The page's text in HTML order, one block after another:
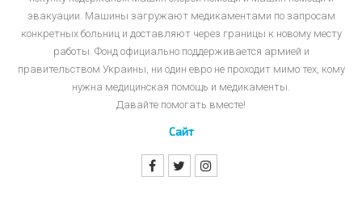
эвакуации. Машины загружают медикаментами по запросам
конкретных больниц и доставляют через границы к новому месту
работы. Фонд официально поддерживается армией и
правительством Украины, ни один евро не проходит мимо тех, кому
нужна медицинская помощь и медикаменты.
Давайте помогать вместе!
Сайт